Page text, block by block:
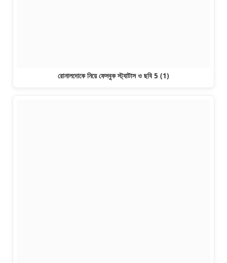
রোনালদোকে নিয়ে ফেসবুক স্ট্যাটাস ও ছবি 5 (1)